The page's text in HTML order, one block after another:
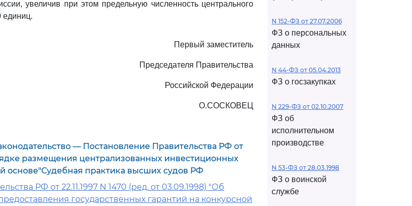
увеличив при этом предельную численность центрального
единиц.
Первый заместитель
Председателя Правительства
Российской Федерации
О.СОСКОВЕЦ
— Постановление Правительства РФ от
размещения централизованных инвестиционных
основе"Судебная практика высших судов РФ
РФ от 22.11.1997 N 1470 (ред. от 03.09.1998) "Об
государственных гарантий на конкурсной
N 152-ФЗ от 27.07.2006
ФЗ о персональных
данных
N 44-ФЗ от 05.04.2013
ФЗ о госзакупках
N 229-ФЗ от 02.10.2007
ФЗ об
исполнительном
производстве
N 53-ФЗ от 28.03.1998
ФЗ о воинской
службе